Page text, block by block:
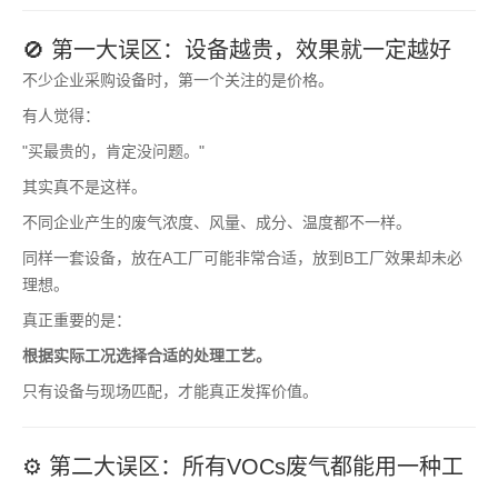
🚫 第一大误区：设备越贵，效果就一定越好
不少企业采购设备时，第一个关注的是价格。
有人觉得：
"买最贵的，肯定没问题。"
其实真不是这样。
不同企业产生的废气浓度、风量、成分、温度都不一样。
同样一套设备，放在A工厂可能非常合适，放到B工厂效果却未必
理想。
真正重要的是：
根据实际工况选择合适的处理工艺。
只有设备与现场匹配，才能真正发挥价值。
⚙️ 第二大误区：所有VOCs废气都能用一种工